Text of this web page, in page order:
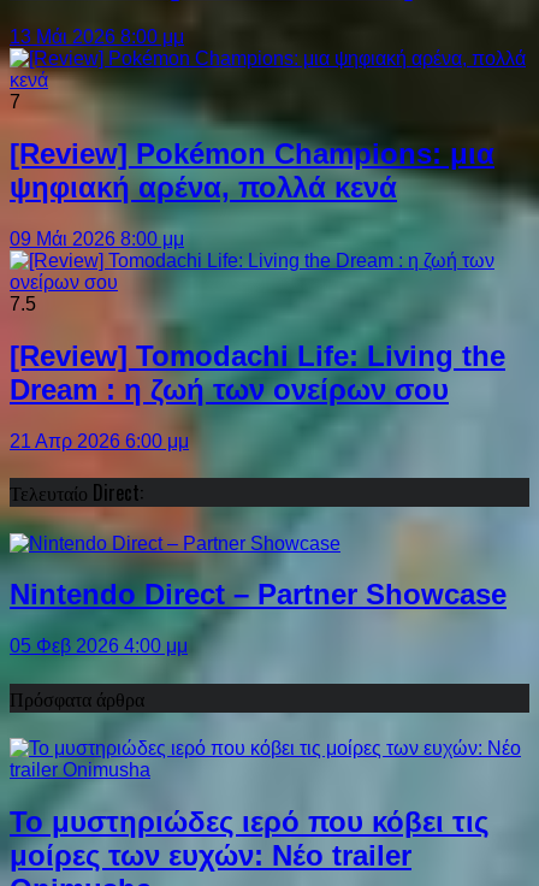
13 Μάι 2026 8:00 μμ
7
[Review] Pokémon Champions: μια
ψηφιακή αρένα, πολλά κενά
09 Μάι 2026 8:00 μμ
7.5
[Review] Tomodachi Life: Living the
Dream : η ζωή των ονείρων σου
21 Απρ 2026 6:00 μμ
Τελευταίο Direct:
Nintendo Direct – Partner Showcase
05 Φεβ 2026 4:00 μμ
Πρόσφατα άρθρα
Το μυστηριώδες ιερό που κόβει τις
μοίρες των ευχών: Νέο trailer